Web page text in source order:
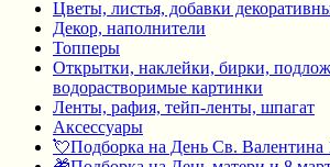
Цветы, листья, добавки
Декор, наполнители
Топперы
Открытки, наклейки, бирки,
водорастворимые картинки
Ленты, рафия, тейп-ленты, шпагат
Аксессуары
💘Подборка на День Св. Валентина